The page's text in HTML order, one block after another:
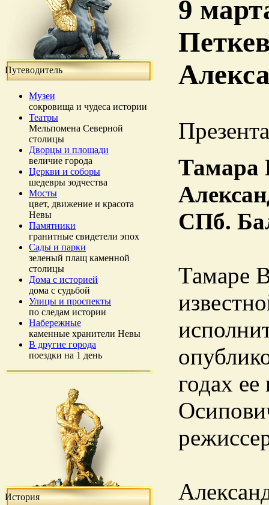
Путеводитель
Музеи
сокровища и чудеса истории
Театры
Мельпомена Северной
столицы
Дворцы и площади
величие города
Церкви и соборы
шедевры зодчества
Мосты
цвет, движение и красота
Невы
Памятники
гранитные свидетели эпох
Сады и парки
зеленый плащ каменной
столицы
Дома с историей
дома с судьбой
Улицы и проспекты
по следам истории
Набережные
каменные хранители Невы
В другие города
поездки на 1 день
История
9
Тамара
СПб.
Тамаре
годах